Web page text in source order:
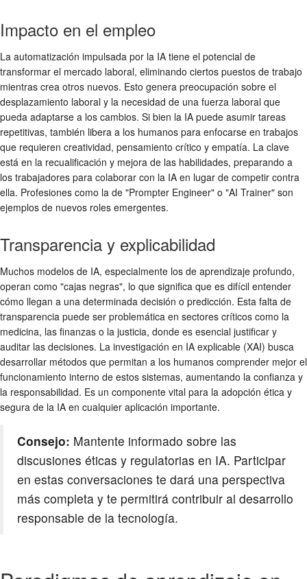
Impacto en el empleo
La automatización impulsada por la IA tiene el potencial de
transformar el mercado laboral, eliminando ciertos puestos de trabajo
mientras crea otros nuevos. Esto genera preocupación sobre el
desplazamiento laboral y la necesidad de una fuerza laboral que
pueda adaptarse a los cambios. Si bien la IA puede asumir tareas
repetitivas, también libera a los humanos para enfocarse en trabajos
que requieren creatividad, pensamiento crítico y empatía. La clave
está en la recualificación y mejora de las habilidades, preparando a
los trabajadores para colaborar con la IA en lugar de competir contra
ella. Profesiones como la de "Prompter Engineer" o "AI Trainer" son
ejemplos de nuevos roles emergentes.
Transparencia y explicabilidad
Muchos modelos de IA, especialmente los de aprendizaje profundo,
operan como "cajas negras", lo que significa que es difícil entender
cómo llegan a una determinada decisión o predicción. Esta falta de
transparencia puede ser problemática en sectores críticos como la
medicina, las finanzas o la justicia, donde es esencial justificar y
auditar las decisiones. La investigación en IA explicable (XAI) busca
desarrollar métodos que permitan a los humanos comprender mejor el
funcionamiento interno de estos sistemas, aumentando la confianza y
la responsabilidad. Es un componente vital para la adopción ética y
segura de la IA en cualquier aplicación importante.
Consejo: Mantente informado sobre las
discusiones éticas y regulatorias en IA. Participar
en estas conversaciones te dará una perspectiva
más completa y te permitirá contribuir al desarrollo
responsable de la tecnología.